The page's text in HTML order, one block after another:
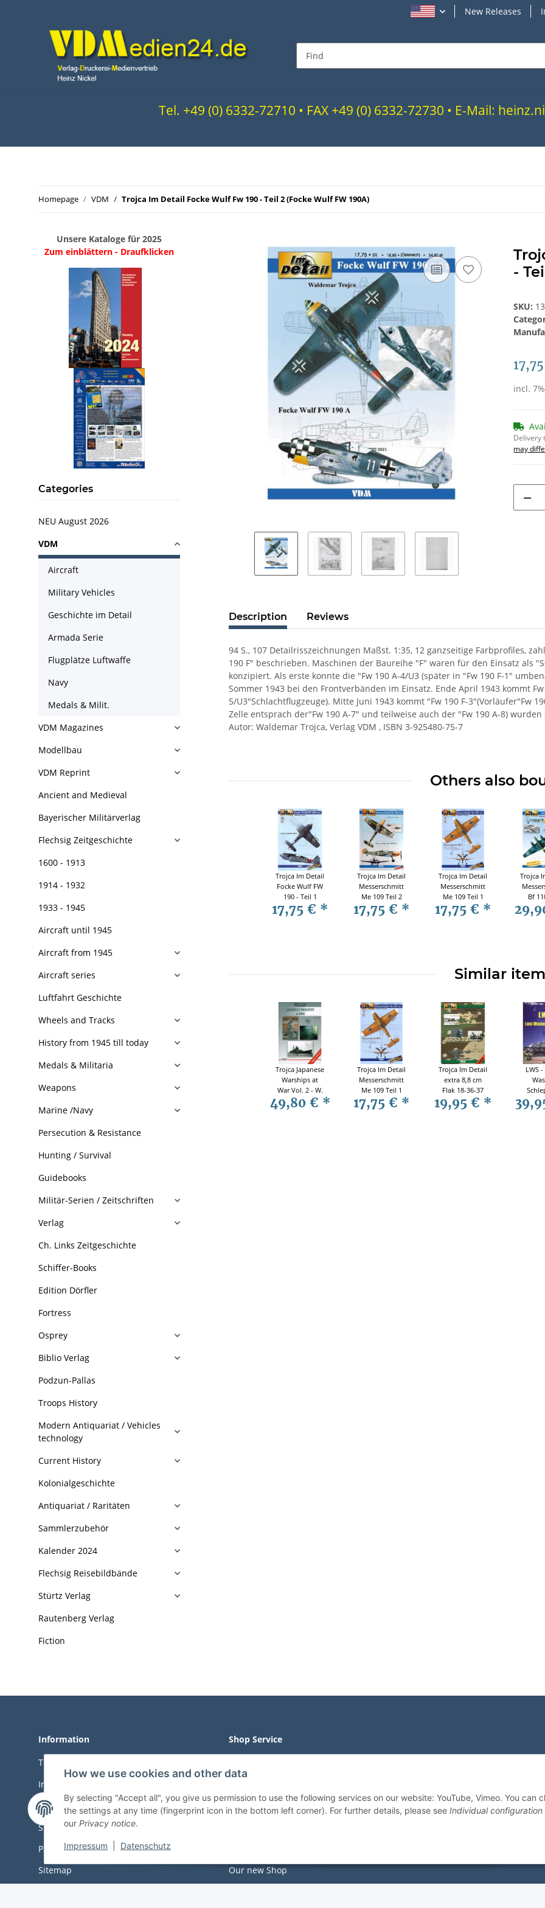
New Releases
Tel. +49 (0) 6332-72710 • FAX +49 (0) 6332-72730 • E-Mail:
Homepage VDM Trojca Im Detail Focke Wulf Fw 190 - Teil 2 (Focke Wulf FW 190A)
-
SKU:
incl.
Delivery
may
Description Reviews
94 S., 107 Detailrisszeichnungen Maßst. 1:35, 12 ganzseitige Farbprofiles,
190 F" beschrieben. Maschinen der Baureihe "F" waren für den Einsatz als
konzipiert. Als erste konnte die "Fw 190 A-4/U3 (später in "Fw 190 F-1"
Sommer 1943 bei den Frontverbänden im Einsatz. Ende April 1943 kommt
5/U3"Schlachtflugzeuge). Mitte Juni 1943 kommt "Fw 190 F-3"(Vorläufer"Fw
Zelle entsprach der"Fw 190 A-7" und teilweise auch der "Fw 190 A-8)
Autor: Waldemar Trojca, Verlag VDM , ISBN 3-925480-75-7
Others also
Trojca Im Detail
Focke Wulf FW
190 - Teil 1
(Focke Wulf FW
190 A)
17,75 € *
Trojca Im Detail
Messerschmitt
Me 109 Teil 2
17,75 € *
Trojca Im Detail
Messerschmitt
Me 109 Teil 1
(Me 109 F)
17,75 € *
Trojca
Bf
Similar
Trojca Japanese
Warships at
War Vol. 2 - W.
Trojca / H.
Lengerer
49,80 € *
Trojca Im Detail
Messerschmitt
Me 109 Teil 1
(Me 109 F)
17,75 € *
Trojca Im Detail
extra 8,8 cm
Flak 18-36-37
19,95 € *
LWS
Trojca,
Unsere Kataloge für 2025
Zum einblättern - Draufklicken
Categories
NEU August 2026
VDM
Aircraft
Military Vehicles
Geschichte im Detail
Armada Serie
Flugplätze Luftwaffe
Navy
Medals & Milit.
VDM Magazines
Modellbau
VDM Reprint
Ancient and Medieval
Bayerischer Militärverlag
Flechsig Zeitgeschichte
1600 - 1913
1914 - 1932
1933 - 1945
Aircraft until 1945
Aircraft from 1945
Aircraft series
Luftfahrt Geschichte
Wheels and Tracks
History from 1945 till today
Medals & Militaria
Weapons
Marine /Navy
Persecution & Resistance
Hunting / Survival
Guidebooks
Militär-Serien / Zeitschriften
Verlag
Ch. Links Zeitgeschichte
Schiffer-Books
Edition Dörfler
Fortress
Osprey
Biblio Verlag
Podzun-Pallas
Troops History
Modern Antiquariat / Vehicles
technology
Current History
Kolonialgeschichte
Antiquariat / Raritäten
Sammlerzubehör
Kalender 2024
Flechsig Reisebildbände
Stürtz Verlag
Rautenberg Verlag
Fiction
Information
Terms of Service
Imprint
Data Protection
Shipping Costs
Payment Options
Sitemap
Shop Service
Sortiment
Our new Shop
How we use cookies and other data
By selecting "Accept all", you give us permission to use the following services on our website: YouTube, Vimeo. You can
the settings at any time (fingerprint icon in the bottom left corner). For further details, please see Individual configuration
our Privacy notice.
Impressum Datenschutz